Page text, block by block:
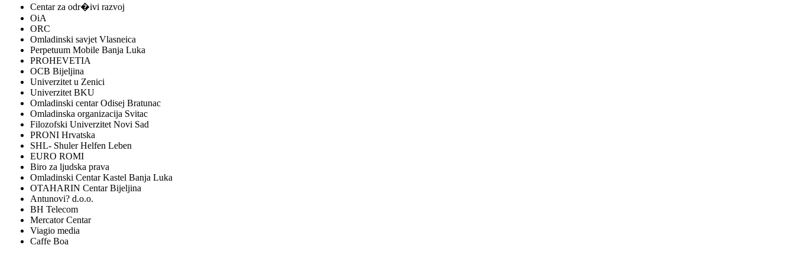
Centar za odr�ivi razvoj
OiA
ORC
Omladinski savjet Vlasneica
Perpetuum Mobile Banja Luka
PROHEVETIA
OCB Bijeljina
Univerzitet u Zenici
Univerzitet BKU
Omladinski centar Odisej Bratunac
Omladinska organizacija Svitac
Filozofski Univerzitet Novi Sad
PRONI Hrvatska
SHL- Shuler Helfen Leben
EURO ROMI
Biro za ljudska prava
Omladinski Centar Kastel Banja Luka
OTAHARIN Centar Bijeljina
Antunovi? d.o.o.
BH Telecom
Mercator Centar
Viagio media
Caffe Boa